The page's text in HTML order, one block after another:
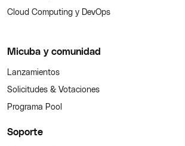
Cloud Computing y DevOps
Micuba y comunidad
Lanzamientos
Solicitudes & Votaciones
Programa Pool
Soporte